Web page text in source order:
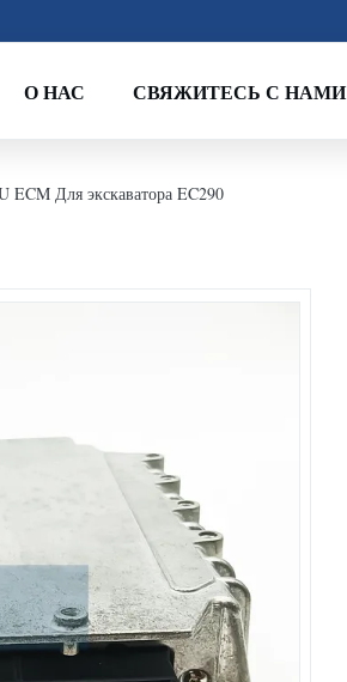
О НАС СВЯЖИТЕСЬ С НАМИ
ECM Для экскаватора EC290